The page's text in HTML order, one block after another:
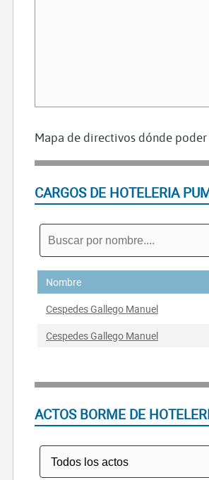
Mapa de directivos dónde
CARGOS DE HOTELERIA
Nombre
Cespedes Gallego Manuel
Cespedes Gallego Manuel
ACTOS BORME DE